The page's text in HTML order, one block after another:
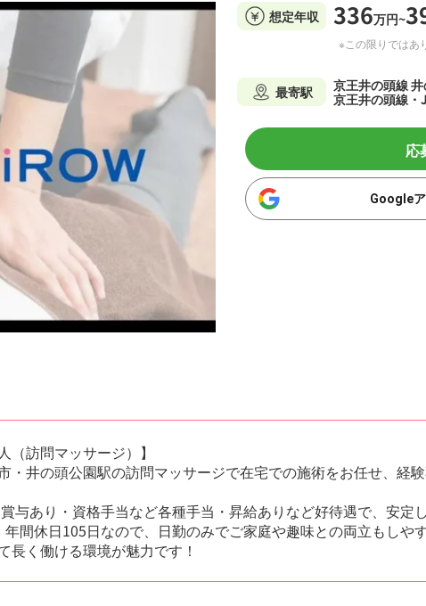
想定年収 336万円~
※この限りではあ
最寄駅
京王井の頭線
京王井の頭線・
応
Google
（訪問マッサージ）】
・井の頭公園駅の訪問マッサージで在宅での施術をお任せ、経
与あり・資格手当など各種手当・昇給ありなど好待遇で、安定
年間休日105日なので、日勤のみでご家庭や趣味との両立もしや
長く働ける環境が魅力です！